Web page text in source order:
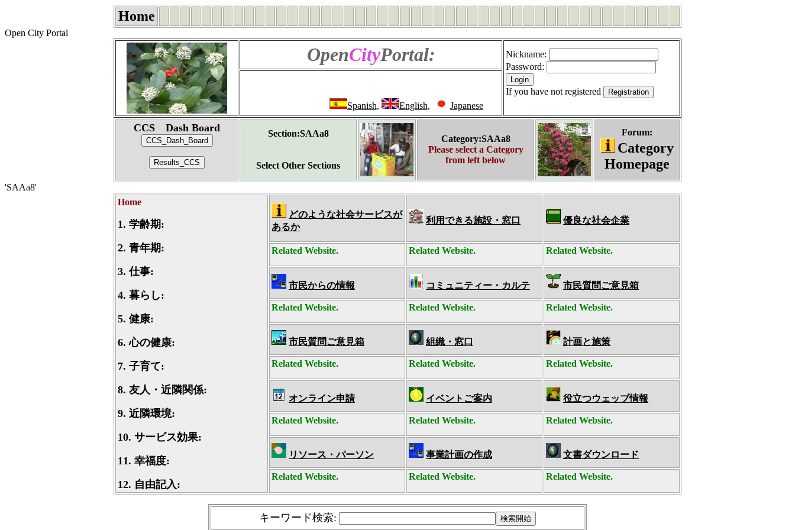
Home
Open City Portal
OpenCityPortal: Nickname:
Password:
If you have not registered
Spanish, English, Japanese
CCS Dash Board Section:SAAa8
Select Other Sections
Category:SAAa8
Please select a Category
from left below
Forum:
Category
Homepage
'SAAa8'
Home
1. 学齢期:
2. 青年期:
3.仕事:
4. 暮らし:
5. 健康:
6.心の健康:
7. 子育て:
8. 友人・近隣関係:
9. 近隣環境:
10. サービス効果:
11. 幸福度:
12. 自由記入:
どのような社会サービスが
あるか
利用できる施設・窓口 優良な社会企業
Related Website. Related Website. Related Website.
市民からの情報 コミュニティー・カルテ 市民質問ご意見箱
Related Website. Related Website. Related Website.
市民質問ご意見箱 組織・窓口 計画と施策
Related Website. Related Website. Related Website.
オンライン申請 イベントご案内 役立つウェッブ情報
Related Website. Related Website. Related Website.
リソース・パーソン 事業計画の作成 文書ダウンロード
Related Website. Related Website. Related Website.
キーワード検索: